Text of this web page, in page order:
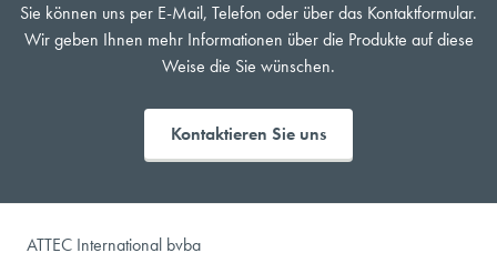
Sie können uns per E-Mail, Telefon oder über das Kontaktformular.
Wir geben Ihnen mehr Informationen über die Produkte auf diese
Weise die Sie wünschen.
Kontaktieren Sie uns
ATTEC International bvba